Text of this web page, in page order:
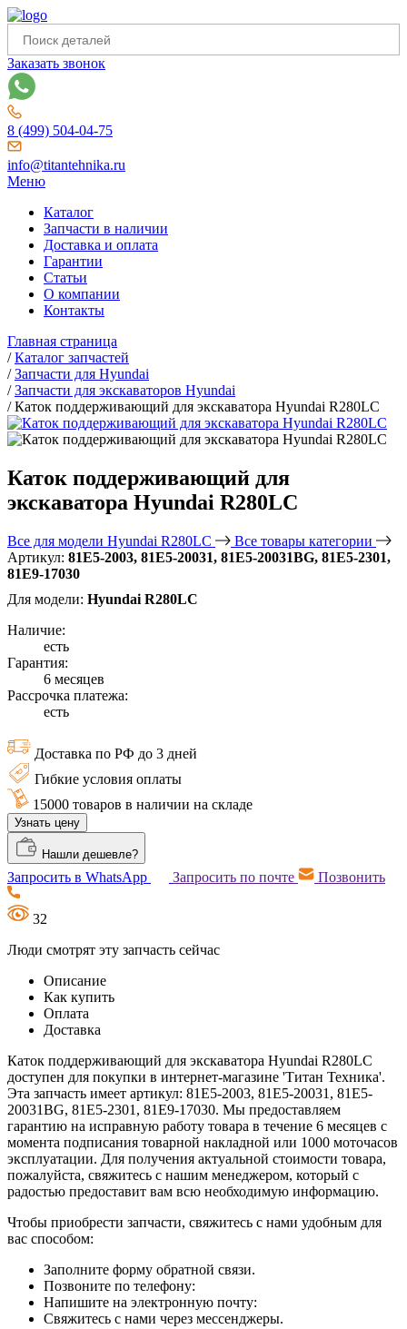
Заказать звонок
8 (499) 504-04-75
info@titantehnika.ru
Меню
Каталог
Запчасти в наличии
Доставка и оплата
Гарантии
Статьи
О компании
Контакты
Главная страница
/Каталог запчастей
/Запчасти для Hyundai
/Запчасти для экскаваторов Hyundai
/Каток поддерживающий для экскаватора Hyundai R280LC
Каток поддерживающий для
экскаватора Hyundai R280LC
Все для модели Hyundai R280LC
Все товары категории
Артикул: 81E5-2003, 81E5-20031, 81E5-20031BG, 81E5-2301,
81E9-17030
Для модели: Hyundai R280LC
Наличие:
есть
Гарантия:
6 месяцев
Рассрочка платежа:
есть
Доставка по РФ до 3 дней
Гибкие условия оплаты
15000 товаров в наличии на складе
Узнать цену
Нашли дешевле?
Запросить в WhatsApp Запросить по почте Позвонить
32
Люди смотрят эту запчасть сейчас
Описание
Как купить
Оплата
Доставка
Каток поддерживающий для экскаватора Hyundai R280LC
доступен для покупки в интернет-магазине 'Титан Техника'.
Эта запчасть имеет артикул: 81E5-2003, 81E5-20031, 81E5-
20031BG, 81E5-2301, 81E9-17030. Мы предоставляем
гарантию на исправную работу товара в течение 6 месяцев с
момента подписания товарной накладной или 1000 моточасов
эксплуатации. Для получения актуальной стоимости товара,
пожалуйста, свяжитесь с нашим менеджером, который с
радостью предоставит вам всю необходимую информацию.
Чтобы приобрести запчасти, свяжитесь с нами удобным для
вас способом:
Заполните форму обратной связи.
Позвоните по телефону:
Напишите на электронную почту:
Свяжитесь с нами через мессенджеры.